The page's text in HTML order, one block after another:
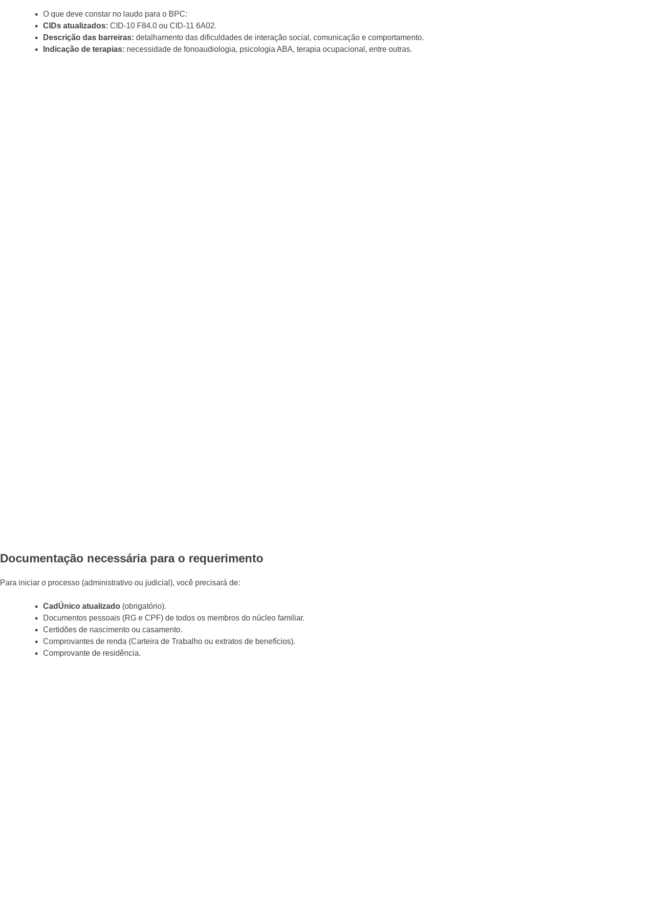
O que deve constar no laudo para o BPC:
CIDs atualizados: CID-10 F84.0 ou CID-11 6A02.
Descrição das barreiras: detalhamento das dificuldades de interação social, comunicação e comportamento.
Indicação de terapias: necessidade de fonoaudiologia, psicologia ABA, terapia ocupacional, entre outras.
Documentação necessária para o requerimento
Para iniciar o processo (administrativo ou judicial), você precisará de:
CadÚnico atualizado (obrigatório).
Documentos pessoais (RG e CPF) de todos os membros do núcleo familiar.
Certidões de nascimento ou casamento.
Comprovantes de renda (Carteira de Trabalho ou extratos de benefícios).
Comprovante de residência.